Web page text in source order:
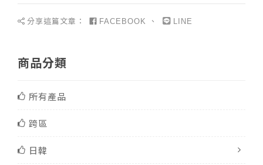
分享這篇文章： FACEBOOK 、 LINE
商品分類
所有產品
跨區
日韓